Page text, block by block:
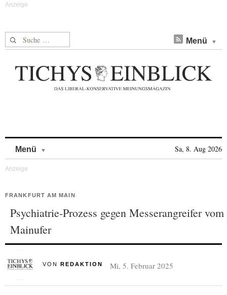
Suche nach: Menü
Menü Sa, 8. Aug 2026
FRANKFURT AM MAIN
Psychiatrie-Prozess gegen Messerangreifer vom
Mainufer
VON REDAKTION Mi, 5. Februar 2025